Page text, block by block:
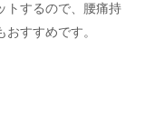
トするので、腰痛持
すすめです。